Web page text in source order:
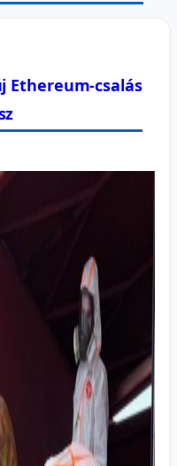
Ethereum-csalás